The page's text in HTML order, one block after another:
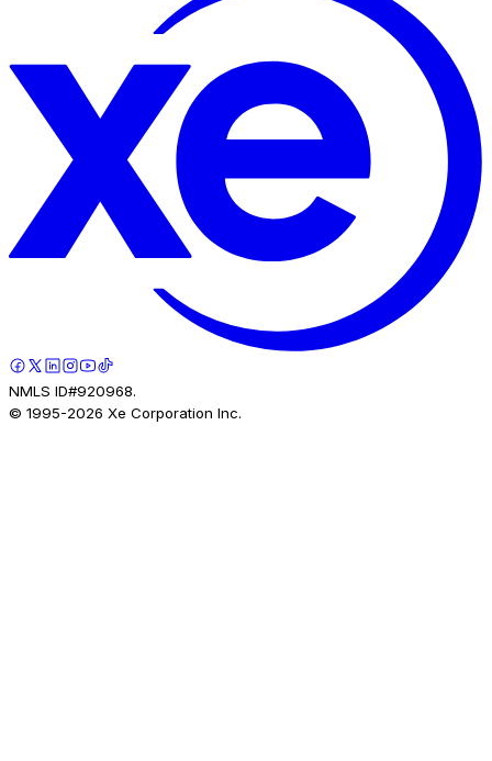
NMLS ID#920968.
© 1995-2026 Xe Corporation Inc.